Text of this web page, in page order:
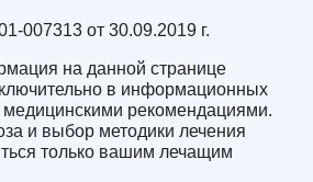
007313 от 30.09.2019 г.
на данной странице
в информационных
медицинскими рекомендациями.
и выбор методики лечения
только вашим лечащим